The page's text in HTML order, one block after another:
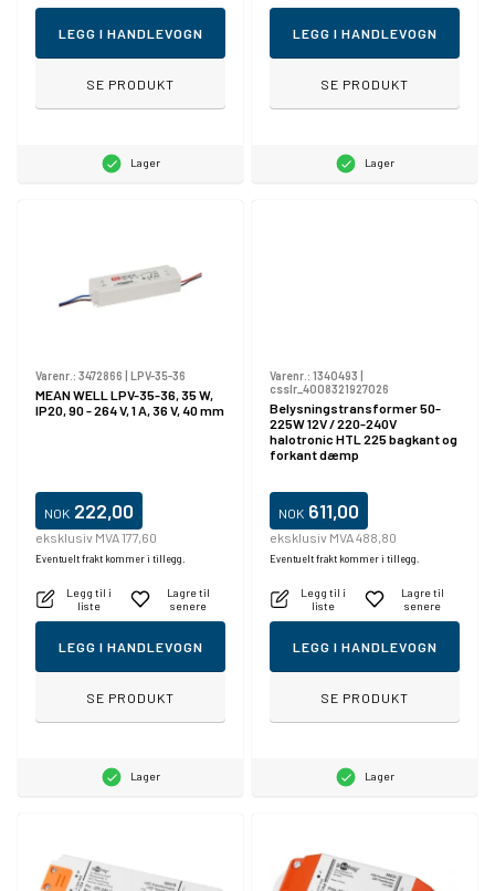
LEGG I HANDLEVOGN
SE PRODUKT
Lager
LEGG I HANDLEVOGN
SE PRODUKT
Lager
Varenr.: 3472866 | LPV-35-36
MEAN WELL LPV-35-36, 35 W,
IP20, 90 - 264 V, 1 A, 36 V, 40 mm
NOK 222,00
eksklusiv MVA 177,60
Eventuelt frakt kommer i tillegg.
Legg til i
liste
Lagre til
senere
LEGG I HANDLEVOGN
SE PRODUKT
Lager
Varenr.: 1340493 |
csslr_4008321927026
Belysningstransformer 50-
225W 12V / 220-240V
halotronic HTL 225 bagkant og
forkant dæmp
NOK 611,00
eksklusiv MVA 488,80
Eventuelt frakt kommer i tillegg.
Legg til i
liste
Lagre til
senere
LEGG I HANDLEVOGN
SE PRODUKT
Lager